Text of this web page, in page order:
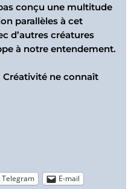
conçu une multitude
parallèles à cet
d’autres créatures
à notre entendement.
Créativité ne connaît
Telegram E-mail